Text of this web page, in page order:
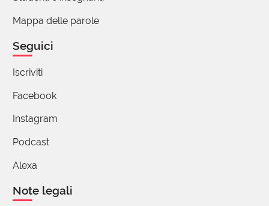
Mappa delle parole
Seguici
Iscriviti
Facebook
Instagram
Podcast
Alexa
Note legali